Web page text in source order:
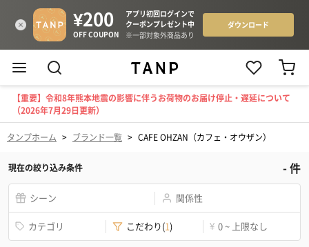
【重要】令和8年熊本地震の影響に伴うお荷物のお届け停止・遅延について
（2026年7月29日更新）
タンプホーム > ブランド一覧 > CAFE OHZAN（カフェ・オウザン）
現在の絞り込み条件 -件
シーン 関係性
カテゴリ こだわり(1) ¥ 0 ~ 上限なし